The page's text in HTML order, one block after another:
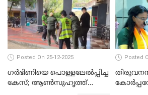
Posted On 25-12-2025
ഗര്‍ഭിണിയെ പൊള്ളലേല്‍പ്പിച്ച
കേസ്; ആണ്‍സുഹൃത്ത്
Posted